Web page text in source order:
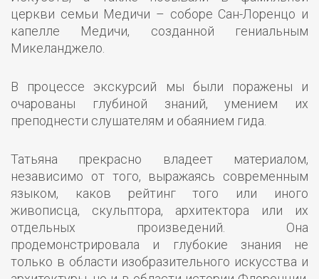
церкви семьи Медичи – соборе Сан-Лоренцо и
капелле Медичи, созданной гениальным
Микеланджело.
В процессе экскурсий мы были поражены и
очарованы глубиной знаний, умением их
преподнести слушателям и обаянием гида.
Татьяна прекрасно владеет материалом,
независимо от того, выражаясь современным
языком, каков рейтинг того или иного
живописца, скульптора, архитектора или их
отдельных произведений. Она
продемонстрировала и глубокие знания не
только в области изобразительного искусства и